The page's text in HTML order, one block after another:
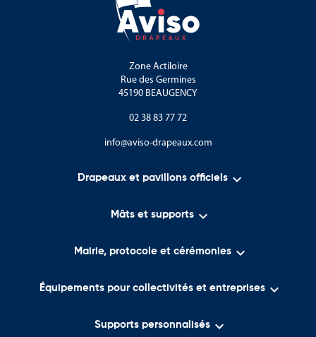
Zone Actiloire
Rue des Germines
45190 BEAUGENCY
02 38 83 77 72
info@aviso-drapeaux.com
Drapeaux et pavillons officiels 
Mâts et supports 
Mairie, protocole et cérémonies 
Équipements pour collectivités et entreprises 
Supports personnalisés 